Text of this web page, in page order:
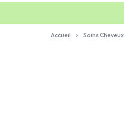
Maroc
Accueil Soins Cheveux